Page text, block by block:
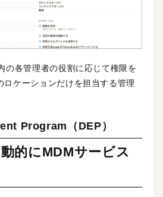
の各管理者の役割に応じて権限を
ロケーションだけを担当する管理
Program（DEP）
的にMDMサービス